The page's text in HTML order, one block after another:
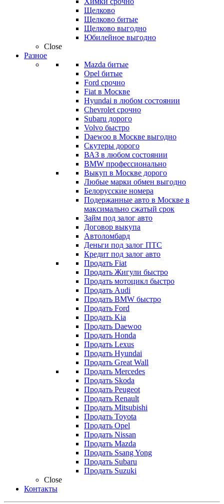
Щелково
Щелково битые
Щелково выгодно
Юбилейное выгодно
Close
Разное
Mazda битые
Opel битые
Ford срочно
Fiat в Москве
Hyundai в любом состоянии
Chevrolet срочно
Subaru дорого
Volvo быстро
Daewoo в Москве выгодно
Скутеры дорого
ВАЗ в любом состоянии
BMW профессионально
Выкуп в Москве дорого
Любые марки обмен выгодно
Белорусские номера
Подержанные авто в Москве в
максимально сжатый срок
Займ под залог авто
Договор выкупа
Автоломбард
Деньги под залог ПТС
Кредит под залог авто
Продать Fiat
Продать Жигули быстро
Продать мотоцикл быстро
Продать Audi
Продать BMW быстро
Продать Ford
Продать Kia
Продать Daewoo
Продать Honda
Продать Lexus
Продать Hyundai
Продать Great Wall
Продать Mercedes
Продать Skoda
Продать Peugeot
Продать Renault
Продать Mitsubishi
Продать Toyota
Продать Opel
Продать Nissan
Продать Mazda
Продать Ssang Yong
Продать Subaru
Продать Suzuki
Close
Контакты